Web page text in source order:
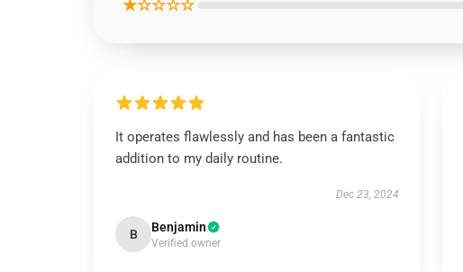
★☆☆☆☆
It operates flawlessly and has been a fantastic
addition to my daily routine.
Dec 23, 2024
B Benjamin
Verified owner